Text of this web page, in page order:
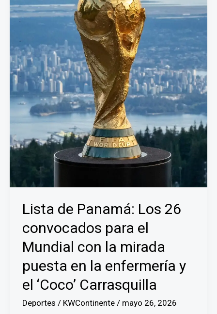
Lista de Panamá: Los 26
convocados para el
Mundial con la mirada
puesta en la enfermería y
el ‘Coco’ Carrasquilla
Deportes / KWContinente / mayo 26, 2026